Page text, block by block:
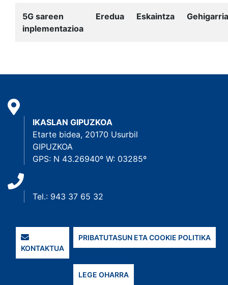
5G sareen
inplementazioa
Eredua Eskaintza Gehigarria
IKASLAN GIPUZKOA
Etarte bidea, 20170 Usurbil
GIPUZKOA
GPS: N 43.26940º W: 03285º
Tel.: 943 37 65 32
KONTAKTUA
PRIBATUTASUN ETA COOKIE POLITIKA
LEGE OHARRA